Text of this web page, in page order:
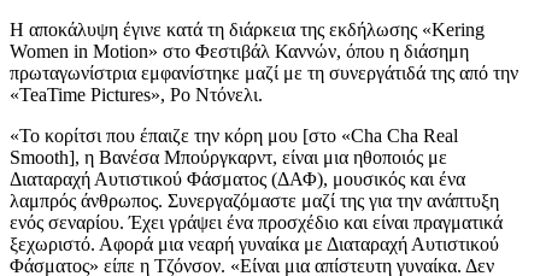
Η αποκάλυψη έγινε κατά τη διάρκεια της εκδήλωσης «Kering
Women in Motion» στο Φεστιβάλ Καννών, όπου η διάσημη
πρωταγωνίστρια εμφανίστηκε μαζί με τη συνεργάτιδά της από την
«TeaTime Pictures», Ρο Ντόνελι.
«Το κορίτσι που έπαιζε την κόρη μου [στο «Cha Cha Real
Smooth], η Βανέσα Μπούργκαρντ, είναι μια ηθοποιός με
Διαταραχή Αυτιστικού Φάσματος (ΔΑΦ), μουσικός και ένα
λαμπρός άνθρωπος. Συνεργαζόμαστε μαζί της για την ανάπτυξη
ενός σεναρίου. Έχει γράψει ένα προσχέδιο και είναι πραγματικά
ξεχωριστό. Αφορά μια νεαρή γυναίκα με Διαταραχή Αυτιστικού
Φάσματος» είπε η Τζόνσον. «Είναι μια απίστευτη γυναίκα. Δεν